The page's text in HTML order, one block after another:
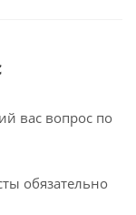
вас вопрос по
обязательно